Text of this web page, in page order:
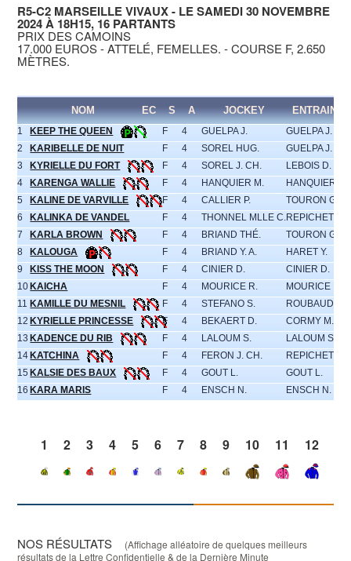
R5-C2 MARSEILLE VIVAUX - LE SAMEDI 30 NOVEMBRE
2024 À 18H15, 16 PARTANTS
PRIX DES CAMOINS
17.000 EUROS - ATTELÉ, FEMELLES. - COURSE F, 2.650
MÈTRES.
NOM EC S A JOCKEY
1 KEEP THE QUEEN F 4 GUELPA J.
GUELPA J.
2
KARIBELLE DE NUIT F 4 SOREL HUG.
GUELPA J.
3
KYRIELLE DU FORT F 4 SOREL J. CH.
LEBOIS D.
4
KARENGA WALLIE F 4 HANQUIER M.
HANQUIER M.
5
KALINE DE VARVILLE F 4 CALLIER P.
TOURON G.
6
KALINKA DE VANDEL F 4 THONNEL MLLE C.REPICHET P.
7
KARLA BROWN F 4 BRIAND THÉ.
TOURON G.
8
KALOUGA F 4 BRIAND Y. A.
HARET Y.
9
KISS THE MOON F 4 CINIER D.
CINIER D.
10 KAICHA F 4 MOURICE R.
MOURICE R.
11 KAMILLE DU MESNIL F 4 STEFANO S.
ROUBAUD
12 KYRIELLE PRINCESSE F 4 BEKAERT D.
CORMY M.
13 KADENCE DU RIB F 4 LALOUM S.
LALOUM S.
14 KATCHINA F 4 FERON J. CH.
REPICHET P.
15 KALSIE DES BAUX F 4 GOUT L.
GOUT L.
16 KARA MARIS F 4 ENSCH N. ENSCH N.
1 2 3 4 5 6 7 8 9 10 11 12
NOS RÉSULTATS
(Affichage alléatoire de quelques meilleurs
résultats de la Lettre Confidentielle & de la Dernière Minute